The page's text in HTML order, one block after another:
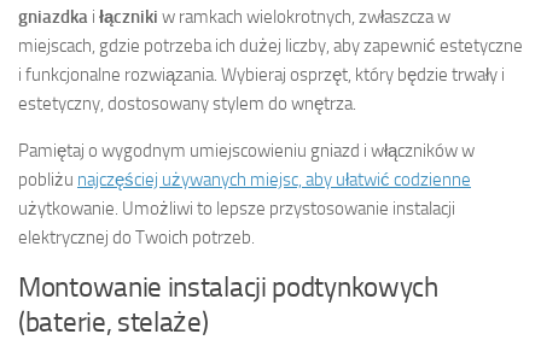
gniazdka i łączniki w ramkach wielokrotnych, zwłaszcza w
miejscach, gdzie potrzeba ich dużej liczby, aby zapewnić estetyczne
i funkcjonalne rozwiązania. Wybieraj osprzęt, który będzie trwały i
estetyczny, dostosowany stylem do wnętrza.
Pamiętaj o wygodnym umiejscowieniu gniazd i włączników w
pobliżu najczęściej używanych miejsc, aby ułatwić codzienne
użytkowanie. Umożliwi to lepsze przystosowanie instalacji
elektrycznej do Twoich potrzeb.
Montowanie instalacji podtynkowych
(baterie, stelaże)